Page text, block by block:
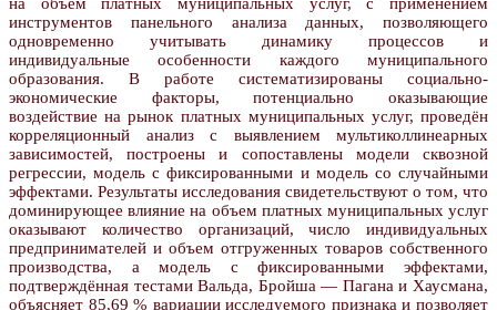
на объем платных муниципальных услуг, с применением
инструментов панельного анализа данных, позволяющего
одновременно учитывать динамику процессов и
индивидуальные особенности каждого муниципального
образования. В работе систематизированы социально-
экономические факторы, потенциально оказывающие
воздействие на рынок платных муниципальных услуг, проведён
корреляционный анализ с выявлением мультиколлинеарных
зависимостей, построены и сопоставлены модели сквозной
регрессии, модель с фиксированными и модель со случайными
эффектами. Результаты исследования свидетельствуют о том, что
доминирующее влияние на объем платных муниципальных услуг
оказывают количество организаций, число индивидуальных
предпринимателей и объем отгруженных товаров собственного
производства, а модель с фиксированными эффектами,
подтверждённая тестами Вальда, Бройша — Пагана и Хаусмана,
объясняет 85,69 % вариации исследуемого признака и позволяет